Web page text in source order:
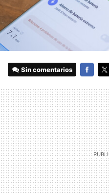
Sin comentarios